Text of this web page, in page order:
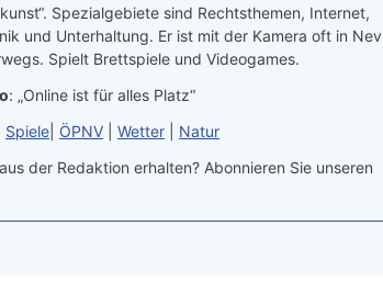
Spezialgebiete sind Rechtsthemen, Internet,
und Unterhaltung. Er ist mit der Kamera oft in
Spielt Brettspiele und Videogames.
: „Online ist für alles Platz“
Spiele ÖPNV Wetter
Natur
der Redaktion erhalten? Abonnieren Sie unseren